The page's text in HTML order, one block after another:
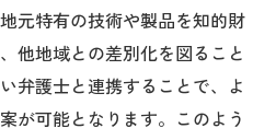
元特有の技術や製品を知的財
他地域との差別化を図ること
弁護士と連携することで、よ
が可能となります。このよう